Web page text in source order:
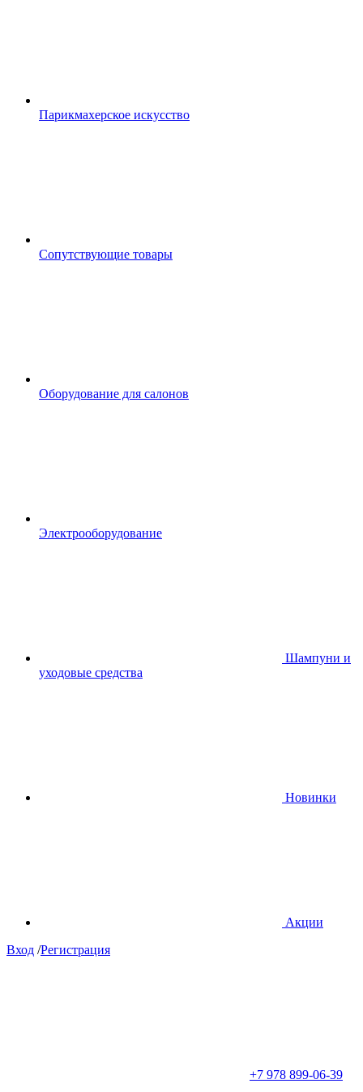
Парикмахерское искусство
Сопутствующие товары
Оборудование для салонов
Электрооборудование
Шампуни и
уходовые средства
Новинки
Акции
Вход /Регистрация
+7 978 899-06-39